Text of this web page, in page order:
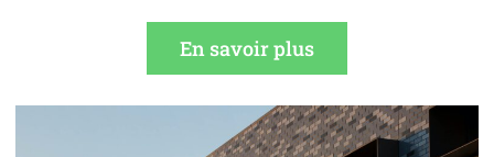
En savoir plus